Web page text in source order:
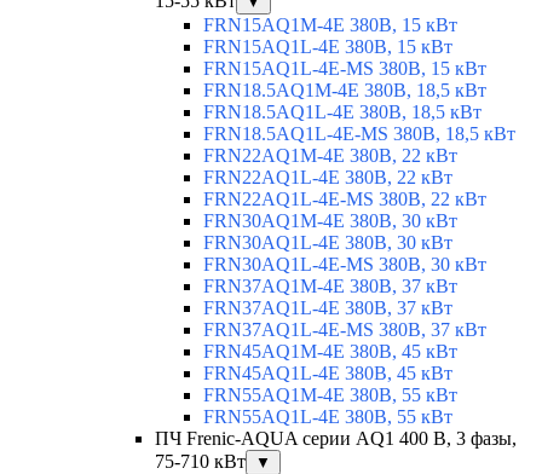
FRN15AQ1M-4E 380В, 15 кВт
FRN15AQ1L-4E 380В, 15 кВт
FRN15AQ1L-4E-MS 380В, 15 кВт
FRN18.5AQ1M-4E 380В, 18,5 кВт
FRN18.5AQ1L-4E 380В, 18,5 кВт
FRN18.5AQ1L-4E-MS 380В, 18,5 кВт
FRN22AQ1M-4E 380В, 22 кВт
FRN22AQ1L-4E 380В, 22 кВт
FRN22AQ1L-4E-MS 380В, 22 кВт
FRN30AQ1M-4E 380В, 30 кВт
FRN30AQ1L-4E 380В, 30 кВт
FRN30AQ1L-4E-MS 380В, 30 кВт
FRN37AQ1M-4E 380В, 37 кВт
FRN37AQ1L-4E 380В, 37 кВт
FRN37AQ1L-4E-MS 380В, 37 кВт
FRN45AQ1M-4E 380В, 45 кВт
FRN45AQ1L-4E 380В, 45 кВт
FRN55AQ1M-4E 380В, 55 кВт
FRN55AQ1L-4E 380В, 55 кВт
ПЧ Frenic-AQUA серии AQ1 400 В, 3 фазы,
75-710 кВт
▼